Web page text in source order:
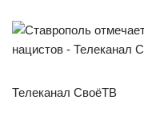
Телеканал СвоёТВ